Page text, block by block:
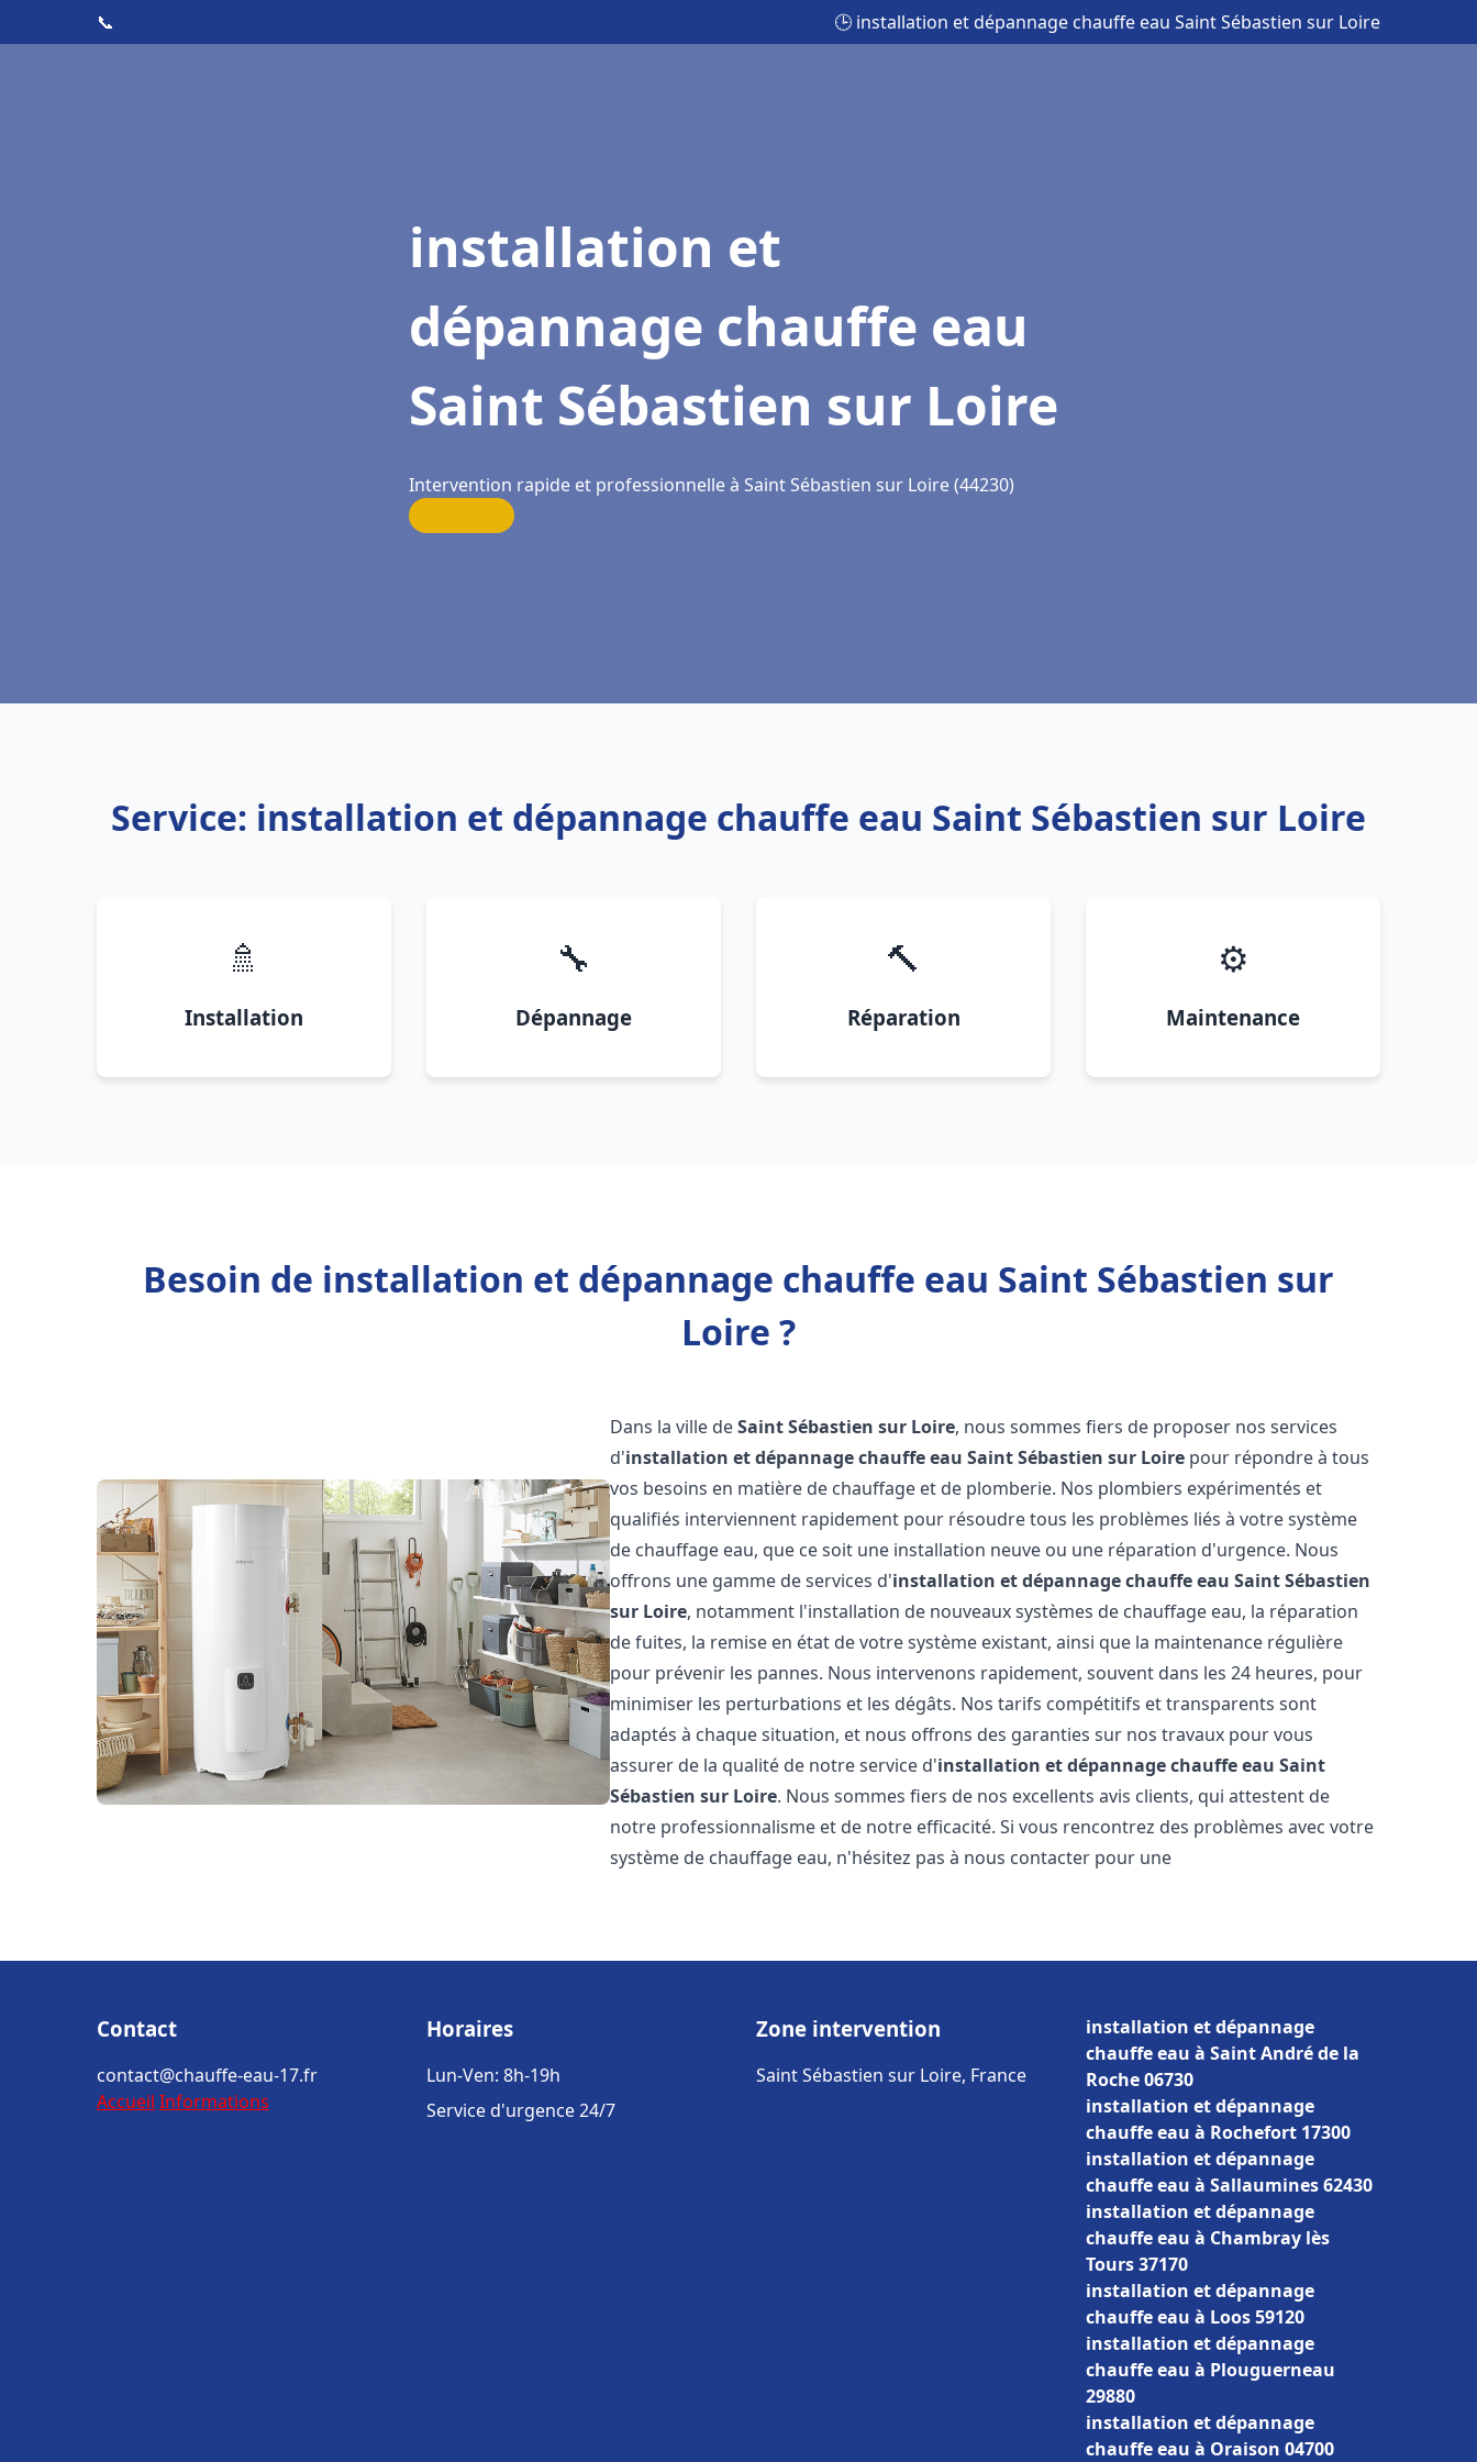
📞 🕒 installation et dépannage chauffe eau Saint Sébastien sur Loire
installation et
dépannage chauffe eau
Saint Sébastien sur Loire
Intervention rapide et professionnelle à Saint Sébastien sur Loire (44230)
Service: installation et dépannage chauffe eau Saint Sébastien sur Loire
🚿
Installation
🔧
Dépannage
🔨
Réparation
⚙️
Maintenance
Besoin de installation et dépannage chauffe eau Saint Sébastien sur
Loire ?
Dans la ville deSaint Sébastien sur Loire, nous sommes fiers de proposer nos services
d'installation et dépannage chauffe eau Saint Sébastien sur Loire pour répondre à tous
vos besoins en matière de chauffage et de plomberie. Nos plombiers expérimentés et
qualifiés interviennent rapidement pour résoudre tous les problèmes liés à votre système
de chauffage eau, que ce soit une installation neuve ou une réparation d'urgence. Nous
offrons une gamme de services d'installation et dépannage chauffe eau Saint Sébastien
sur Loire, notamment l'installation de nouveaux systèmes de chauffage eau, la réparation
de fuites, la remise en état de votre système existant, ainsi que la maintenance régulière
pour prévenir les pannes. Nous intervenons rapidement, souvent dans les 24 heures, pour
minimiser les perturbations et les dégâts. Nos tarifs compétitifs et transparents sont
adaptés à chaque situation, et nous offrons des garanties sur nos travaux pour vous
assurer de la qualité de notre service d'installation et dépannage chauffe eau Saint
Sébastien sur Loire. Nous sommes fiers de nos excellents avis clients, qui attestent de
notre professionnalisme et de notre efficacité. Si vous rencontrez des problèmes avec votre
système de chauffage eau, n'hésitez pas à nous contacter pour une
Contact
contact@chauffe-eau-17.fr
Accueil Informations
Horaires
Lun-Ven: 8h-19h
Service d'urgence 24/7
Zone intervention
Saint Sébastien sur Loire, France
installation et dépannage
chauffe eau à Saint André de la
Roche 06730
installation et dépannage
chauffe eau à Rochefort 17300
installation et dépannage
chauffe eau à Sallaumines 62430
installation et dépannage
chauffe eau à Chambray lès
Tours 37170
installation et dépannage
chauffe eau à Loos 59120
installation et dépannage
chauffe eau à Plouguerneau
29880
installation et dépannage
chauffe eau à Oraison 04700